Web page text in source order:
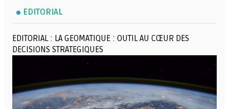
EDITORIAL
EDITORIAL : LA GEOMATIQUE : OUTIL AU CŒUR DES
DECISIONS STRATEGIQUES